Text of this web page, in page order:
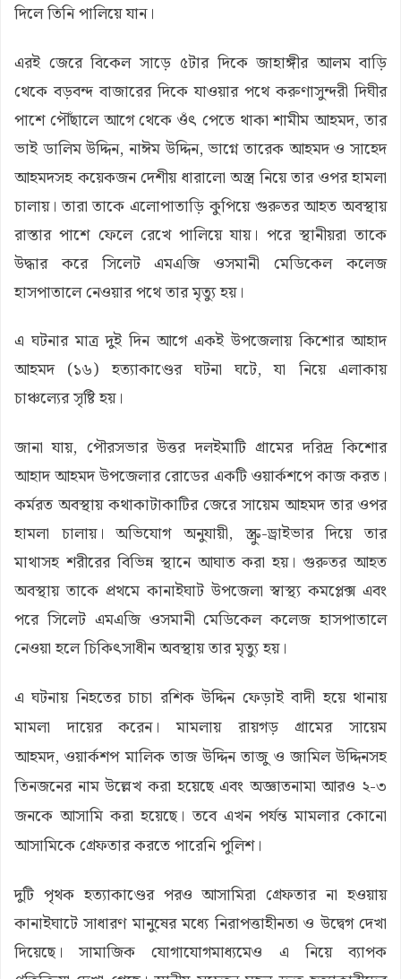
দিলে তিনি পালিয়ে যান।
এরই জেরে বিকেল সাড়ে ৫টার দিকে জাহাঙ্গীর আলম বাড়ি
থেকে বড়বন্দ বাজারের দিকে যাওয়ার পথে করুণাসুন্দরী দিঘীর
পাশে পৌঁছালে আগে থেকে ওঁৎ পেতে থাকা শামীম আহমদ, তার
ভাই ডালিম উদ্দিন, নাঈম উদ্দিন, ভাগ্নে তারেক আহমদ ও সাহেদ
আহমদসহ কয়েকজন দেশীয় ধারালো অস্ত্র নিয়ে তার ওপর হামলা
চালায়। তারা তাকে এলোপাতাড়ি কুপিয়ে গুরুতর আহত অবস্থায়
রাস্তার পাশে ফেলে রেখে পালিয়ে যায়। পরে স্থানীয়রা তাকে
উদ্ধার করে সিলেট এমএজি ওসমানী মেডিকেল কলেজ
হাসপাতালে নেওয়ার পথে তার মৃত্যু হয়।
এ ঘটনার মাত্র দুই দিন আগে একই উপজেলায় কিশোর আহাদ
আহমদ (১৬) হত্যাকাণ্ডের ঘটনা ঘটে, যা নিয়ে এলাকায়
চাঞ্চল্যের সৃষ্টি হয়।
জানা যায়, পৌরসভার উত্তর দলইমাটি গ্রামের দরিদ্র কিশোর
আহাদ আহমদ উপজেলার রোডের একটি ওয়ার্কশপে কাজ করত।
কর্মরত অবস্থায় কথাকাটাকাটির জেরে সায়েম আহমদ তার ওপর
হামলা চালায়। অভিযোগ অনুযায়ী, স্ক্রু-ড্রাইভার দিয়ে তার
মাথাসহ শরীরের বিভিন্ন স্থানে আঘাত করা হয়। গুরুতর আহত
অবস্থায় তাকে প্রথমে কানাইঘাট উপজেলা স্বাস্থ্য কমপ্লেক্স এবং
পরে সিলেট এমএজি ওসমানী মেডিকেল কলেজ হাসপাতালে
নেওয়া হলে চিকিৎসাধীন অবস্থায় তার মৃত্যু হয়।
এ ঘটনায় নিহতের চাচা রশিক উদ্দিন ফেড়াই বাদী হয়ে থানায়
মামলা দায়ের করেন। মামলায় রায়গড় গ্রামের সায়েম
আহমদ,ওয়ার্কশপ মালিকতাজ উদ্দিন তাজু ও জামিল উদ্দিনসহ
তিনজনের নাম উল্লেখ করা হয়েছে এবং অজ্ঞাতনামা আরও ২-৩
জনকে আসামি করা হয়েছে। তবে এখন পর্যন্ত মামলার কোনো
আসামিকে গ্রেফতার করতে পারেনি পুলিশ।
দুটি পৃথক হত্যাকাণ্ডের পরও আসামিরা গ্রেফতার না হওয়ায়
কানাইঘাটে সাধারণ মানুষের মধ্যে নিরাপত্তাহীনতা ও উদ্বেগ দেখা
দিয়েছে। সামাজিক যোগাযোগমাধ্যমেও এ নিয়ে ব্যাপক